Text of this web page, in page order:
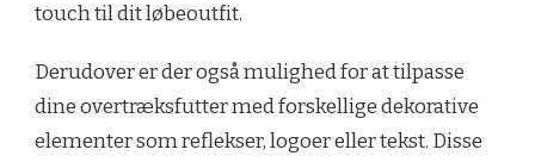
touch til dit løbeoutfit.
Derudover er der også mulighed for at tilpasse
dine overtræksfutter med forskellige dekorative
elementer som reflekser, logoer eller tekst. Disse